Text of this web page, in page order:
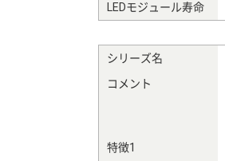
LEDモジュール寿命
シリーズ名
コメント
特徴1